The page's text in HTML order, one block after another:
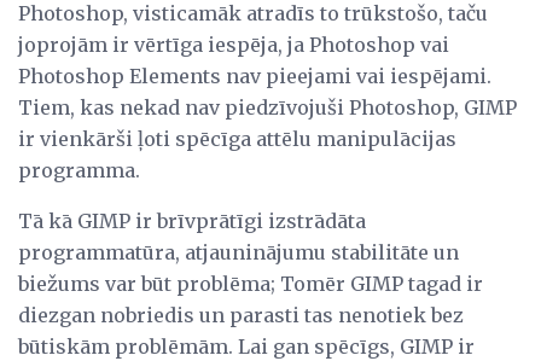
Photoshop, visticamāk atradīs to trūkstošo, taču
joprojām ir vērtīga iespēja, ja Photoshop vai
Photoshop Elements nav pieejami vai iespējami.
Tiem, kas nekad nav piedzīvojuši Photoshop, GIMP
ir vienkārši ļoti spēcīga attēlu manipulācijas
programma.
Tā kā GIMP ir brīvprātīgi izstrādāta
programmatūra, atjauninājumu stabilitāte un
biežums var būt problēma; Tomēr GIMP tagad ir
diezgan nobriedis un parasti tas nenotiek bez
būtiskām problēmām. Lai gan spēcīgs, GIMP ir